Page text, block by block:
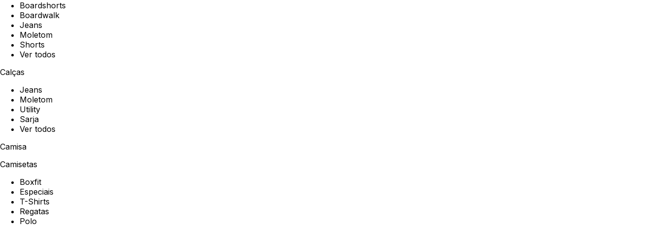
Boardshorts
Boardwalk
Jeans
Moletom
Shorts
Ver todos
Calças
Jeans
Moletom
Utility
Sarja
Ver todos
Camisa
Camisetas
Boxfit
Especiais
T-Shirts
Regatas
Polo